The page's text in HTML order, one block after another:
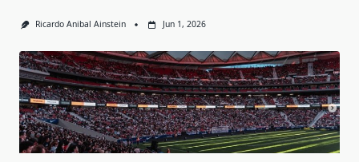
Ricardo Anibal Ainstein Jun 1, 2026